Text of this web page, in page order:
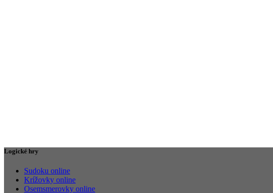
Logické hry
Sudoku online
Krížovky online
Osemsmerovky online